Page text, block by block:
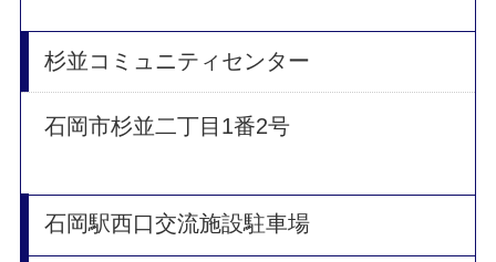
杉並コミュニティセンター
石岡市杉並二丁目1番2号
石岡駅西口交流施設駐車場